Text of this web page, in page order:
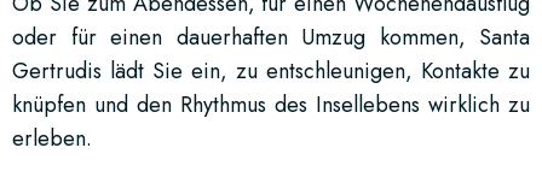
oder für einen dauerhaften Umzug kommen, Santa
Gertrudis lädt Sie ein, zu entschleunigen, Kontakte zu
knüpfen und den Rhythmus des Insellebens wirklich zu
erleben.